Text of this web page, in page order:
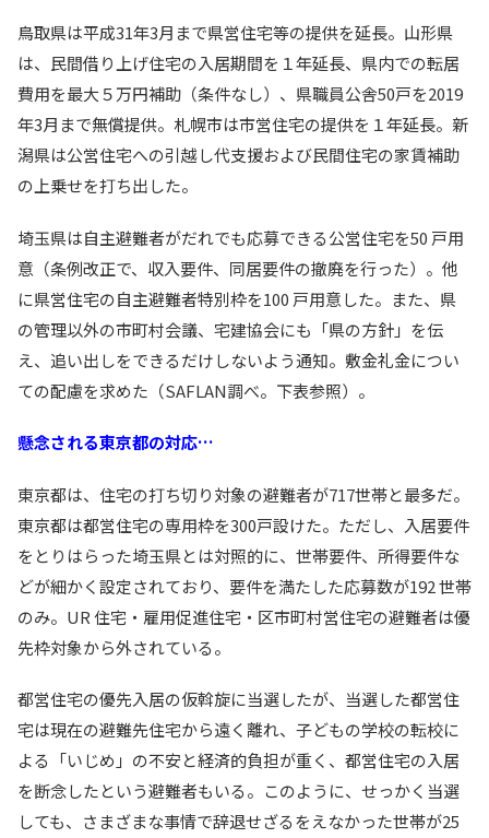
鳥取県は平成31年3月まで県営住宅等の提供を延長。山形県
は、民間借り上げ住宅の入居期間を１年延長、県内での転居
費用を最大５万円補助（条件なし）、県職員公舎50戸を2019
年3月まで無償提供。札幌市は市営住宅の提供を１年延長。新
潟県は公営住宅への引越し代支援および民間住宅の家賃補助
の上乗せを打ち出した。
埼玉県は自主避難者がだれでも応募できる公営住宅を50 戸用
意（条例改正で、収入要件、同居要件の撤廃を行った）。他
に県営住宅の自主避難者特別枠を100 戸用意した。また、県
の管理以外の市町村会議、宅建協会にも「県の方針」を伝
え、追い出しをできるだけしないよう通知。敷金礼金につい
ての配慮を求めた（SAFLAN調べ。下表参照）。
懸念される東京都の対応…
東京都は、住宅の打ち切り対象の避難者が717世帯と最多だ。
東京都は都営住宅の専用枠を300戸設けた。ただし、入居要件
をとりはらった埼玉県とは対照的に、世帯要件、所得要件な
どが細かく設定されており、要件を満たした応募数が192 世帯
のみ。UR 住宅・雇用促進住宅・区市町村営住宅の避難者は優
先枠対象から外されている。
都営住宅の優先入居の仮斡旋に当選したが、当選した都営住
宅は現在の避難先住宅から遠く離れ、子どもの学校の転校に
よる「いじめ」の不安と経済的負担が重く、都営住宅の入居
を断念したという避難者もいる。このように、せっかく当選
しても、さまざまな事情で辞退せざるをえなかった世帯が25